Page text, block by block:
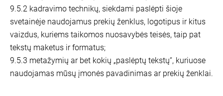
9.5.2 kadravimo technikų, siekdami paslėpti šioje
svetainėje naudojamus prekių ženklus, logotipus ir kitus
vaizdus, kuriems taikomos nuosavybės teisės, taip pat
tekstų maketus ir formatus;
9.5.3 metažymių ar bet kokių „paslėptų tekstų“, kuriuose
naudojamas mūsų įmonės pavadinimas ar prekių ženklai.